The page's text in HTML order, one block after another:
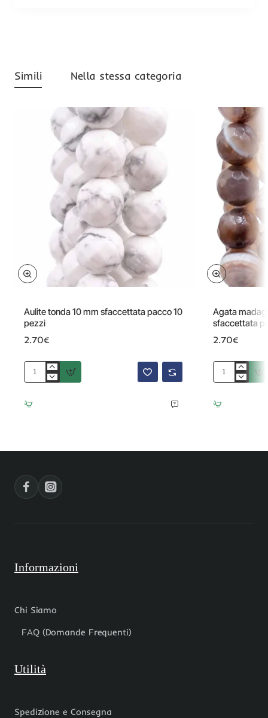
Simili Nella stessa categoria
Aulite tonda 10 mm sfaccettata pacco 10
pezzi
2.70€
Aulite
10
mm
Agata
sfaccettata
2.70€
Agata
striata
10
Informazioni
Chi Siamo
FAQ (Domande Frequenti)
Utilità
Spedizione e Consegna